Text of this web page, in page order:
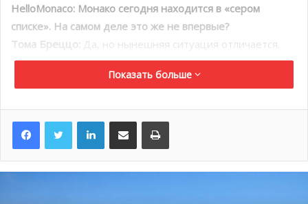
HelloMonaco: Монако сегодня находится в «сером
списке». На самом деле это же не впервые?
Тома Бреццо: Да, но нынешняя ситуация отличается.
Международное давление сегодня куда серьезнее, чем
в 2009 году. В конце марта я беседовал с коллегой из
также оказался в «сером списке», но тогда они
отнеслись к этому всерьез и оперативно адаптировали
свое законодательство к международным стандартам. С
Показать больше
LinkedInПоделиться по электронной почте Распечатать